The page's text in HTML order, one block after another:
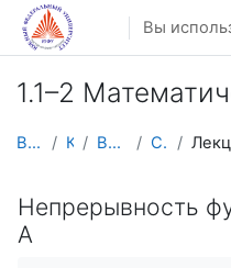
Перейти к основному
Вы
1.1–2
В начало Курсы Видеолекции Calculus1
Непрерывность
A